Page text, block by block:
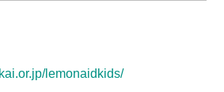
lemonaidkids/